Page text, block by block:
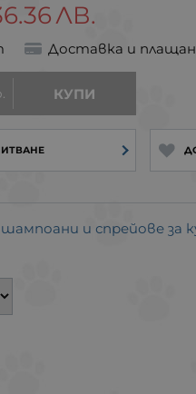
ЛВ.
Доставка и
КУПИ
и спрейове за